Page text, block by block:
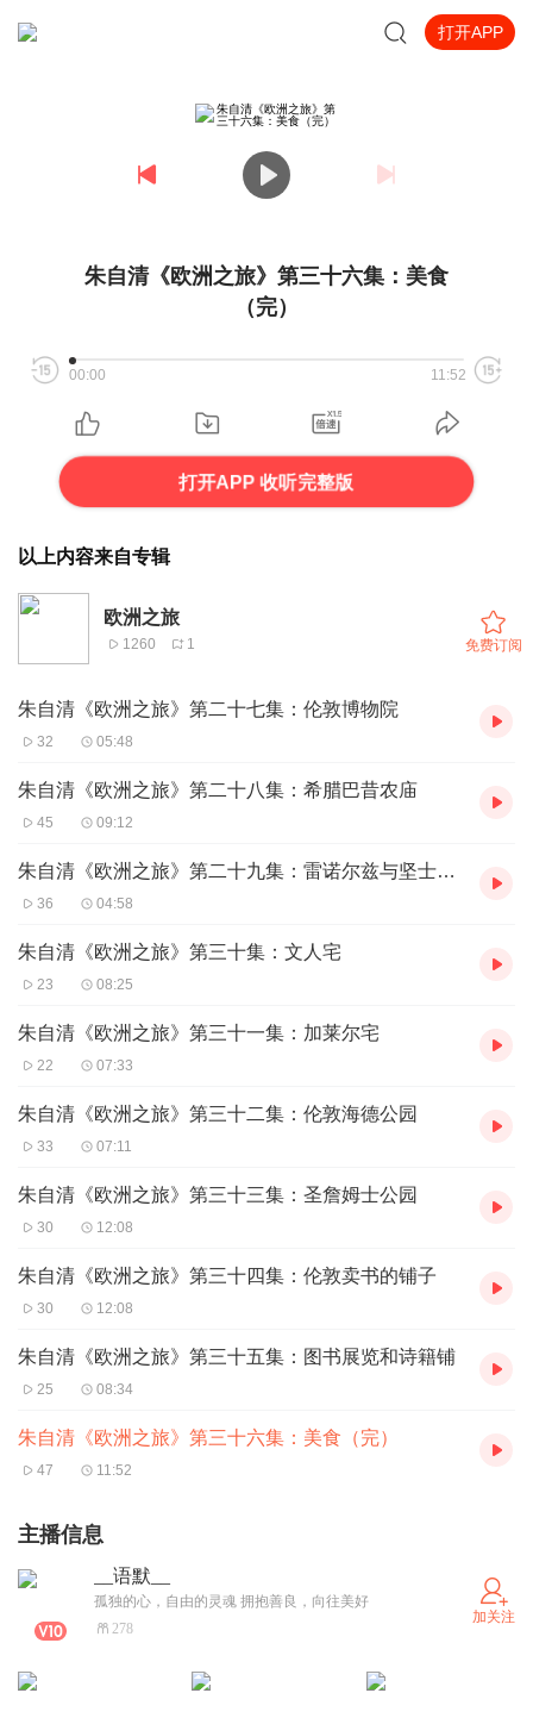
打开APP
朱自清《欧洲之旅》第三十六集：美食
（完）
00:00 11:52
打开APP 收听完整版
以上内容来自专辑
欧洲之旅
1260 1 免费订阅
朱自清《欧洲之旅》第二十七集：伦敦博物院
32 05:48
朱自清《欧洲之旅》第二十八集：希腊巴昔农庙
45 09:12
朱自清《欧洲之旅》第二十九集：雷诺尔兹与坚士波罗的画像
36 04:58
朱自清《欧洲之旅》第三十集：文人宅
23 08:25
朱自清《欧洲之旅》第三十一集：加莱尔宅
22 07:33
朱自清《欧洲之旅》第三十二集：伦敦海德公园
33 07:11
朱自清《欧洲之旅》第三十三集：圣詹姆士公园
30 12:08
朱自清《欧洲之旅》第三十四集：伦敦卖书的铺子
30 12:08
朱自清《欧洲之旅》第三十五集：图书展览和诗籍铺
25 08:34
朱自清《欧洲之旅》第三十六集：美食（完）
47 11:52
主播信息
__语默__
孤独的心，自由的灵魂 拥抱善良，向往美好
278
加关注